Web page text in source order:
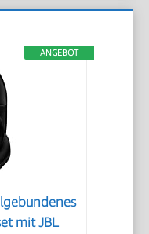
ANGEBOT
mit JBL